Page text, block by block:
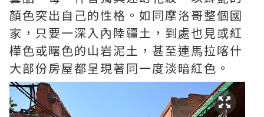
顏色突出自己的性格。如同摩洛哥整個國
家，只要一深入內陸疆土，到處也見或紅
樺色或曙色的山岩泥土，甚至連馬拉喀什
大部份房屋都呈現著同一度淡暗紅色。